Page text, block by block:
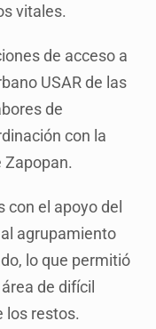
vitales.
de acceso a
USAR de las
de
con la
Zapopan.
el apoyo del
agrupamiento
lo que permitió
de difícil
los restos.